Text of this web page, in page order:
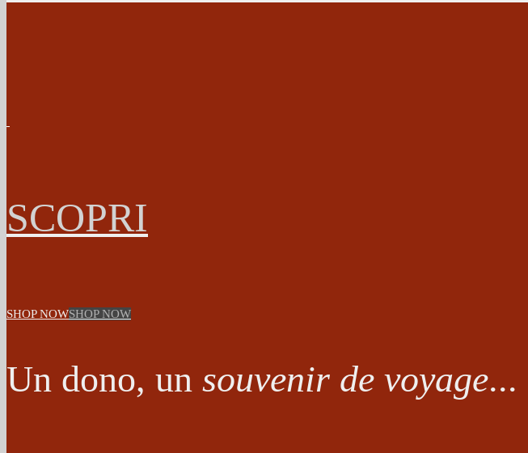
SCOPRI
SHOP NOWSHOP NOW
Un dono, un souvenir de voyage...